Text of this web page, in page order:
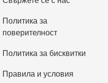
Политика за
поверителност
Политика за бисквитки
Правила и условия